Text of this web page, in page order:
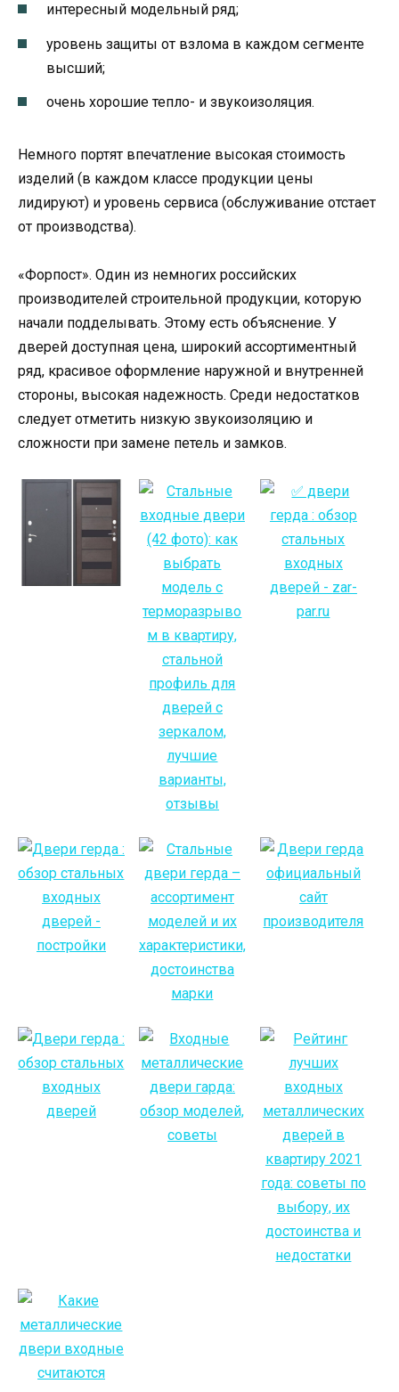
интересный модельный ряд;
уровень защиты от взлома в каждом сегменте
высший;
очень хорошие тепло- и звукоизоляция.
Немного портят впечатление высокая стоимость
изделий (в каждом классе продукции цены
лидируют) и уровень сервиса (обслуживание отстает
от производства).
«Форпост». Один из немногих российских
производителей строительной продукции, которую
начали подделывать. Этому есть объяснение. У
дверей доступная цена, широкий ассортиментный
ряд, красивое оформление наружной и внутренней
стороны, высокая надежность. Среди недостатков
следует отметить низкую звукоизоляцию и
сложности при замене петель и замков.